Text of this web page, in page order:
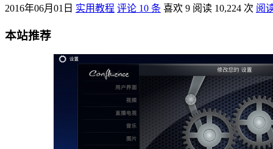
2016年06月01日 实用教程 评论 10 条 喜欢 9 阅读 10,224 次 阅
本站推荐